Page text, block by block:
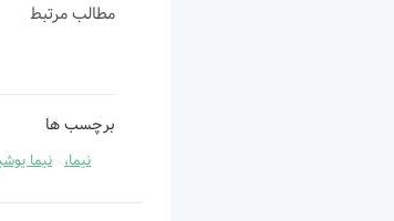
مطالب مرتبط
برچسب ها
نیما، نیما